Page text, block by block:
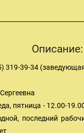
Описание:
319-39-34
пятница - 12.00-
последний